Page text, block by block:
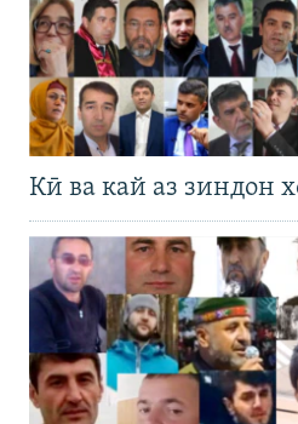
Кӣ ва кай аз зиндон